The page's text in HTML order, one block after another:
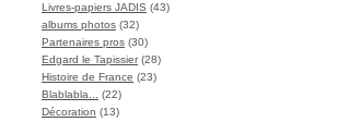
Livres-papiers JADIS (43)
albums photos (32)
Partenaires pros (30)
Edgard le Tapissier(28)
Histoire de France (23)
Blablabla...
(22)
Décoration (13)